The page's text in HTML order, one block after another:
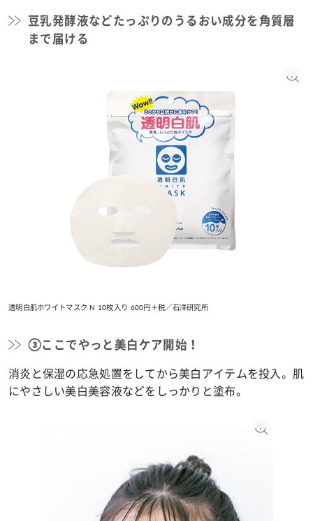
豆乳発酵液などたっぷりのうるおい成分を角質層
まで届ける
透明白肌ホワイトマスク N 10枚入り 600円＋税／石澤研究所
③ここでやっと美白ケア開始！
消炎と保湿の応急処置をしてから美白アイテムを投入。肌
にやさしい美白美容液などをしっかりと塗布。